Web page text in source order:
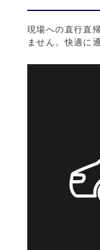
現場への直行直
ません。快適に